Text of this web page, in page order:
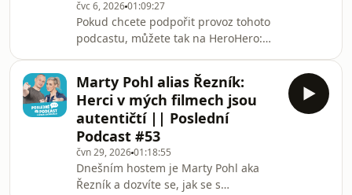
ANO - Alžbětino Nenávistné Okénko.
Kdo to schytá tentokrát? S Mikolášem
proberou předešlé týdny i
zavzpomínají na he
čvc 6, 202601:09:27
Pokud chcete podpořit provoz tohoto
podcastu, můžete tak na HeroHero:
kde také najdete každou středu
bonusové epizody navíc pouze pro
předplatitele. Dnešním hostem je
Tomáš Otáhal - moderátor a vedoucí
produkce herního pořadu Indian. S
Mikolášem proberou nejenom jeho
legendární trailerový hlas, ale čeká
vás to správné nerdské povídání o
Marty Pohl alias Řezník:
Herci v mých filmech jsou
autentičtí || Poslední
Podcast #53
čvn 29, 202601:18:55
Dnešním hostem je Marty Pohl aka
Řezník a dozvíte se, jak se s